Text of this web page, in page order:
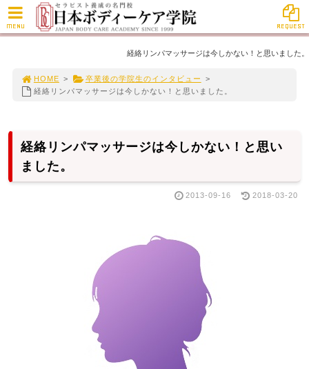
経絡リンパマッサージは今しかない！と思いました。
HOME > 卒業後の学院生のインタビュー
>
経絡リンパマッサージは今しかない！と思いました。
経絡リンパマッサージは今しかない！と思い
ました。
2013-09-16 2018-03-20
MENU REQUEST